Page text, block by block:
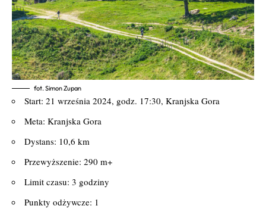
fot. Simon Zupan
Start: 21 września 2024, godz. 17:30, Kranjska Gora
Meta: Kranjska Gora
Dystans: 10,6 km
Przewyższenie: 290 m+
Limit czasu: 3 godziny
Punkty odżywcze: 1